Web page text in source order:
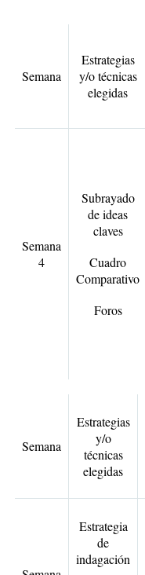
Semana
Estrategias
y/o técnicas
elegidas
Semana
4
Subrayado
de ideas
claves
Cuadro
Comparativo
Foros
Semana
Estrategias
y/o
técnicas
elegidas
Estrategia
de
indagación